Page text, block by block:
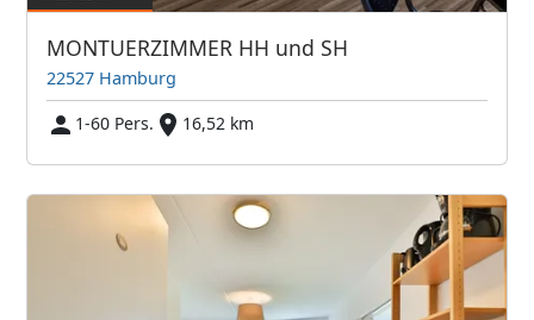
MONTUERZIMMER HH und SH
22527 Hamburg
1-60 Pers.
16,52 km